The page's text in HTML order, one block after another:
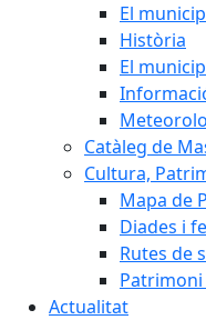
El
Història
El
Catàleg de
Cultura,
Mapa de
Diades i
Rutes de
Actualitat